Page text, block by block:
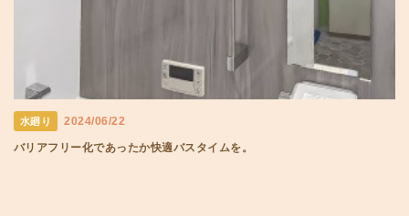
水廻り 2024/06/22
バリアフリー化であったか快適バスタイムを。